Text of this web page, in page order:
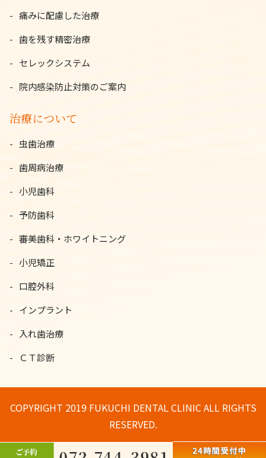
痛みに配慮した治療
歯を残す精密治療
セレックシステム
院内感染防止対策のご案内
治療について
虫歯治療
歯周病治療
小児歯科
予防歯科
審美歯科・ホワイトニング
小児矯正
口腔外科
インプラント
入れ歯治療
ＣＴ診断
COPYRIGHT 2019 FUKUCHI DENTAL CLINIC ALL RIGHTS
RESERVED.